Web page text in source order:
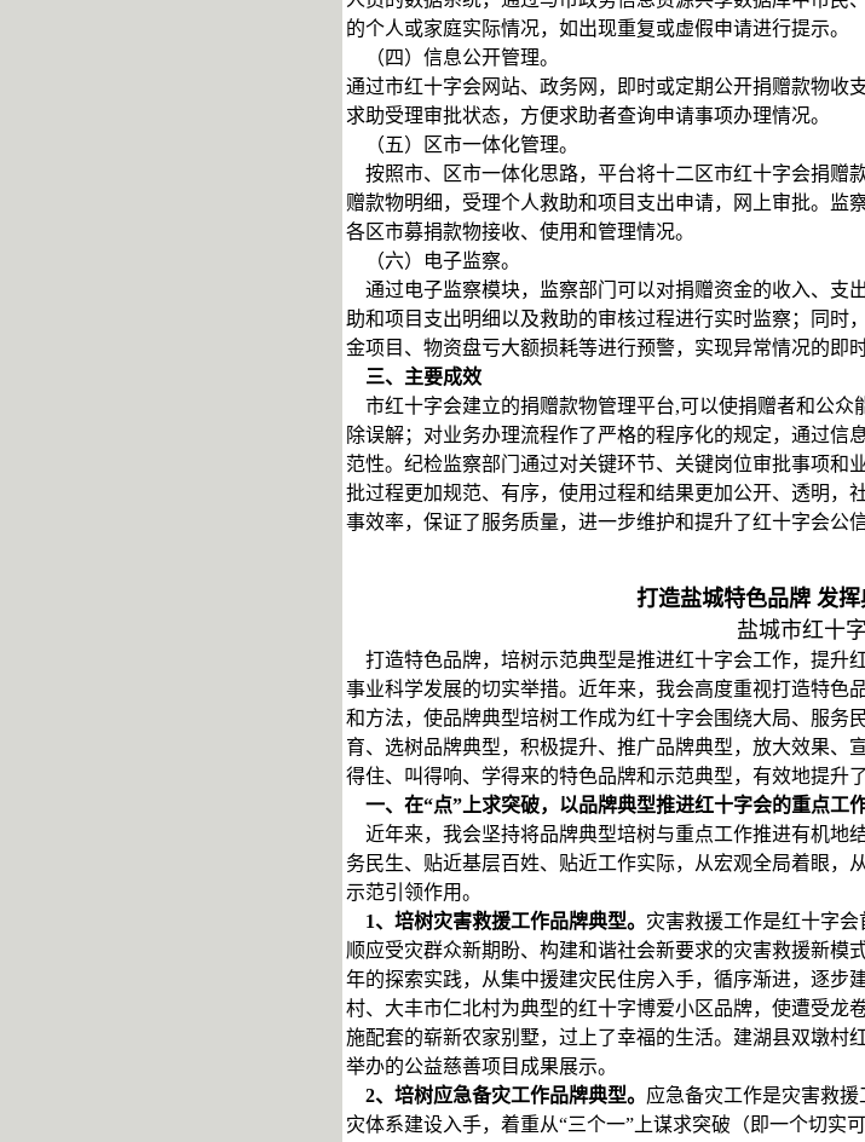
的个人或家庭实际情况，如出现重复或虚假申请进行提示。
（四）信息公开管理。
通过市红十字会网站、政务网，即时或定期公开捐赠款物收
求助受理审批状态，方便求助者查询申请事项办理情况。
（五）区市一体化管理。
按照市、区市一体化思路，平台将十二区市红十字会捐赠
赠款物明细，受理个人救助和项目支出申请，网上审批。监
各区市募捐款物接收、使用和管理情况。
（六）电子监察。
通过电子监察模块，监察部门可以对捐赠资金的收入、支
助和项目支出明细以及救助的审核过程进行实时监察；同时
金项目、物资盘亏大额损耗等进行预警，实现异常情况的即时
三、主要成效
市红十字会建立的捐赠款物管理平台,可以使捐赠者和公众
除误解；对业务办理流程作了严格的程序化的规定，通过信
范性。纪检监察部门通过对关键环节、关键岗位审批事项和
批过程更加规范、有序，使用过程和结果更加公开、透明，
事效率，保证了服务质量，进一步维护和提升了红十字会公信
打造盐城特色品牌 发挥
盐城市红十
打造特色品牌，培树示范典型是推进红十字会工作，提升
事业科学发展的切实举措。近年来，我会高度重视打造特色
和方法，使品牌典型培树工作成为红十字会围绕大局、服务
育、选树品牌典型，积极提升、推广品牌典型，放大效果、
得住、叫得响、学得来的特色品牌和示范典型，有效地提升
一、在“点”上求突破，以品牌典型推进红十字会的重点工
近年来，我会坚持将品牌典型培树与重点工作推进有机地
务民生、贴近基层百姓、贴近工作实际，从宏观全局着眼，
示范引领作用。
1、培树灾害救援工作品牌典型。 灾害救援工作是红十字
顺应受灾群众新期盼、构建和谐社会新要求的灾害救援新模
年的探索实践，从集中援建灾民住房入手，循序渐进，逐步
村、大丰市仁北村为典型的红十字博爱小区品牌，使遭受龙
施配套的崭新农家别墅，过上了幸福的生活。建湖县双墩村
举办的公益慈善项目成果展示。
2、培树应急备灾工作品牌典型。 应急备灾工作是灾害救
灾体系建设入手，着重从“三个一”上谋求突破（即一个切实